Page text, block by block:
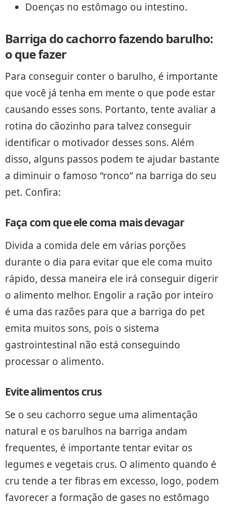
Doenças no estômago ou intestino.
Barriga do cachorro fazendo barulho:
o que fazer
Para conseguir conter o barulho, é importante
que você já tenha em mente o que pode estar
causando esses sons. Portanto, tente avaliar a
rotina do cãozinho para talvez conseguir
identificar o motivador desses sons. Além
disso, alguns passos podem te ajudar bastante
a diminuir o famoso “ronco” na barriga do seu
pet. Confira:
Faça com que ele coma mais devagar
Divida a comida dele em várias porções
durante o dia para evitar que ele coma muito
rápido, dessa maneira ele irá conseguir digerir
o alimento melhor. Engolir a ração por inteiro
é uma das razões para que a barriga do pet
emita muitos sons, pois o sistema
gastrointestinal não está conseguindo
processar o alimento.
Evite alimentos crus
Se o seu cachorro segue uma alimentação
natural e os barulhos na barriga andam
frequentes, é importante tentar evitar os
legumes e vegetais crus. O alimento quando é
cru tende a ter fibras em excesso, logo, podem
favorecer a formação de gases no estômago